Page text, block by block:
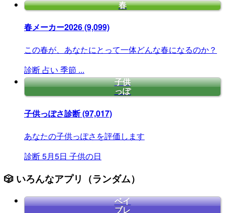
春
春メーカー2026(9,099)
この春が、あなたにとって一体どんな春になるのか？
診断 占い 季節 ...
子供
っぽ
子供っぽさ診断(97,017)
あなたの子供っぽさを評価します
診断5月5日 子供の日
🎲 いろんなアプリ（ランダム）
ベイ
ブレ